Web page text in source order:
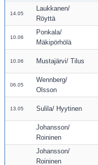
14.05
Laukkanen/
Röyttä
10.06
Ponkala/
Mäkipörhölä
10.06 Mustajärvi/ Tilus
06.05
Wennberg/
Olsson
13.05 Sulila/ Hyytinen
Johansson/
Roininen
Johansson/
Roininen